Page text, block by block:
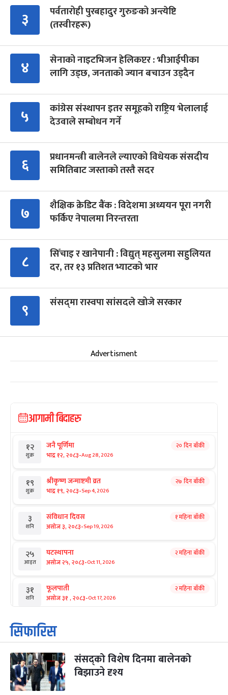
३
पर्वतारोही पुरबहादुर गुरुङको अन्त्येष्टि
(तस्वीरहरू)
४
सेनाको नाइटभिजन हेलिकप्टर : भीआईपीका
लागि उड्छ, जनताको ज्यान बचाउन उड्दैन
५
कांग्रेस संस्थापन इतर समूहको राष्ट्रिय भेलालाई
देउवाले सम्बोधन गर्ने
६
प्रधानमन्त्री बालेनले ल्याएको विधेयक संसदीय
समितिबाट जस्ताको तस्तै सदर
७
शैक्षिक क्रेडिट बैंक : विदेशमा अध्ययन पूरा नगरी
फर्किए नेपालमा निरन्तरता
८
सिँचाइ र खानेपानी : विद्युत् महसुलमा सहुलियत
दर, तर १३ प्रतिशत भ्याटको भार
९ संसद्‍मा रास्वपा सांसदले खोजे सरकार
Advertisment
आगामी बिदाहरु
१२
शुक्र
जनै पूर्णिमा
भाद्र १२, २०८३-Aug 28, 2026
२० दिन बाँकी
१९
शुक्र
श्रीकृष्ण जन्माष्टमी व्रत
भाद्र १९, २०८३-Sep 4, 2026
२७ दिन बाँकी
३
शनि
संविधान दिवस
असोज ३, २०८३-Sep 19, 2026
१ महिना बाँकी
२५
आइत
घटस्थापना
असोज २५, २०८३-Oct 11, 2026
२ महिना बाँकी
३१
शनि
फूलपाती
असोज ३१ , २०८३-Oct 17, 2026
२ महिना बाँकी
१
आइत
कार्तिक सङ्क्रान्ति
कार्तिक १, २०८३
३
मंगल
महानवमी
कार्तिक ३, २०८३-Oct 20, 2026
२ महिना बाँकी
सिफारिस
संसद्को विशेष दिनमा बालेनको
बिझाउने दृश्य